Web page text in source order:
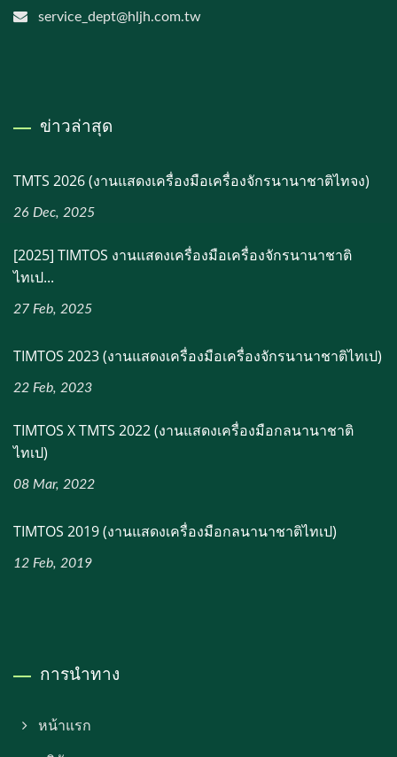
service_dept@hljh.com.tw
ข่าวล่าสุด
TMTS 2026 (งานแสดงเครื่องมือเครื่องจักรนานาชาติไทจง)
26 Dec, 2025
[2025] TIMTOS งานแสดงเครื่องมือเครื่องจักรนานาชาติ
ไทเป...
27 Feb, 2025
TIMTOS 2023 (งานแสดงเครื่องมือเครื่องจักรนานาชาติไทเป)
22 Feb, 2023
TIMTOS X TMTS 2022 (งานแสดงเครื่องมือกลนานาชาติ
ไทเป)
08 Mar, 2022
TIMTOS 2019 (งานแสดงเครื่องมือกลนานาชาติไทเป)
12 Feb, 2019
การนำทาง
หน้าแรก